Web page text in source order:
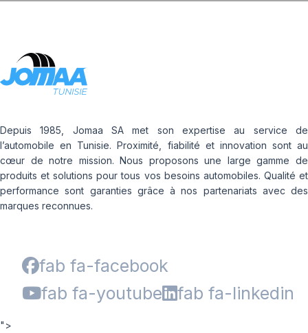
Depuis 1985, Jomaa SA met son expertise au service de
l’automobile en Tunisie. Proximité, fiabilité et innovation sont au
cœur de notre mission. Nous proposons une large gamme de
produits et solutions pour tous vos besoins automobiles. Qualité et
performance sont garanties grâce à nos partenariats avec des
marques reconnues.
fab fa-facebook
fab fa-youtube
fab fa-linkedin
">